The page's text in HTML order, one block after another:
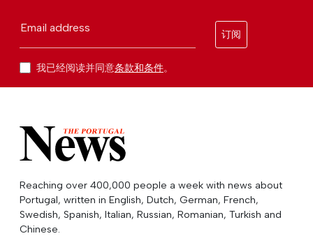
Email address
订阅
我已经阅读并同意条款和条件。
Reaching over 400,000 people a week with news about
Portugal, written in English, Dutch, German, French,
Swedish, Spanish, Italian, Russian, Romanian, Turkish and
Chinese.